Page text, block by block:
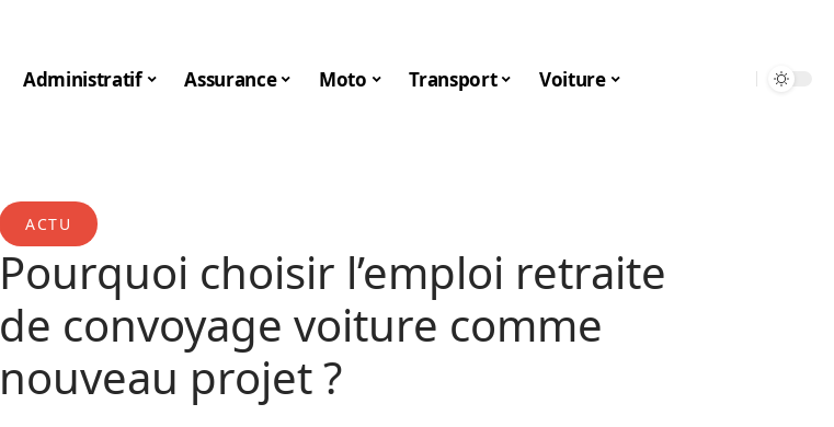
Administratif Assurance Moto Transport Voiture
ACTU
Pourquoi choisir l’emploi retraite
de convoyage voiture comme
nouveau projet ?